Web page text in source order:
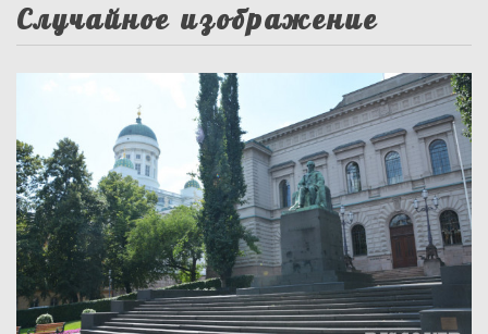
Случайное изображение